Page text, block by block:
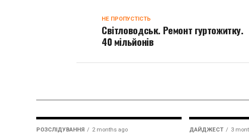
НЕ ПРОПУСТІСТЬ
Світловодськ. Ремонт гуртожитку.
40 мільйонів
РОЗСЛІДУВАННЯ 2 months ago ДАЙДЖЕСТ 3